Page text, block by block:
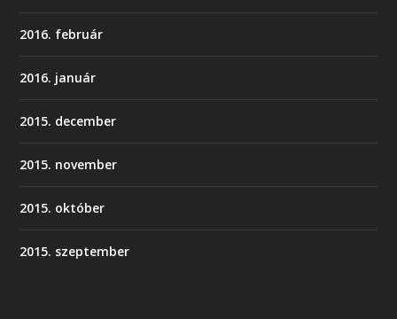
2016. február
2016. január
2015. december
2015. november
2015. október
2015. szeptember